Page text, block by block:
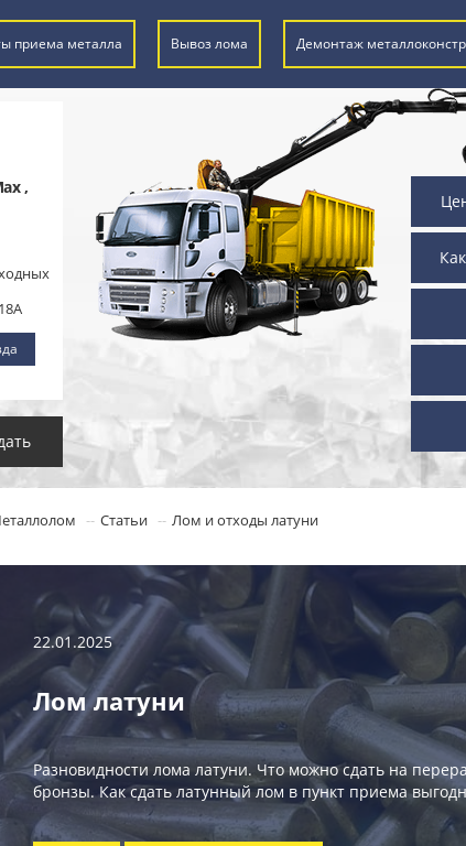
приема металла Вывоз лома Демонтаж
,
Статьи Лом и отходы латуни
22.01.2025
Лом латуни
Разновидности лома латуни. Что можно сдать на
бронзы. Как сдать латунный лом в пункт приема